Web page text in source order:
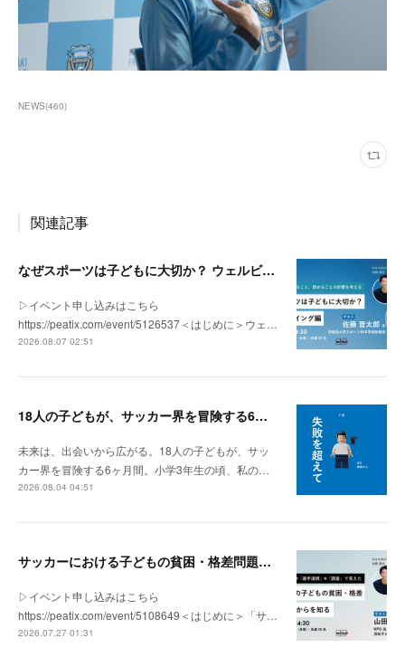
NEWS(460)
関連記事
なぜスポーツは子どもに大切か？ ウェルビーイング編 | 「社会とサッカー」 vol.2
▷イベント申し込みはこちら
https://peatix.com/event/5126537＜はじめに＞ウェ…
2026.08.07 02:51
18人の子どもが、サッカー界を冒険する6ヶ月間。
未来は、出会いから広がる。18人の子どもが、サッ
カー界を冒険する6ヶ月間。小学3年生の頃、私の…
2026.08.04 04:51
サッカーにおける子どもの貧困・格差問題の現状 | 「社会とサッカー」vol.1
▷イベント申し込みはこちら
https://peatix.com/event/5108649＜はじめに＞「サ…
2026.07.27 01:31